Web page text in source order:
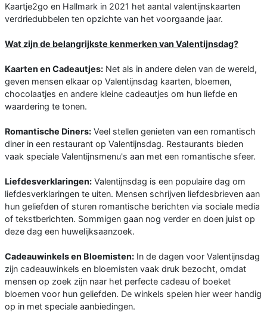
Kaartje2go en Hallmark in 2021 het aantal valentijnskaarten
verdriedubbelen ten opzichte van het voorgaande jaar.
Wat zijn de belangrijkste kenmerken van Valentijnsdag?
Kaarten en Cadeautjes: Net als in andere delen van de wereld,
geven mensen elkaar op Valentijnsdag kaarten, bloemen,
chocolaatjes en andere kleine cadeautjes om hun liefde en
waardering te tonen.
Romantische Diners: Veel stellen genieten van een romantisch
diner in een restaurant op Valentijnsdag. Restaurants bieden
vaak speciale Valentijnsmenu's aan met een romantische sfeer.
Liefdesverklaringen: Valentijnsdag is een populaire dag om
liefdesverklaringen te uiten. Mensen schrijven liefdesbrieven aan
hun geliefden of sturen romantische berichten via sociale media
of tekstberichten. Sommigen gaan nog verder en doen juist op
deze dag een huwelijksaanzoek.
Cadeauwinkels en Bloemisten: In de dagen voor Valentijnsdag
zijn cadeauwinkels en bloemisten vaak druk bezocht, omdat
mensen op zoek zijn naar het perfecte cadeau of boeket
bloemen voor hun geliefden. De winkels spelen hier weer handig
op in met speciale aanbiedingen.